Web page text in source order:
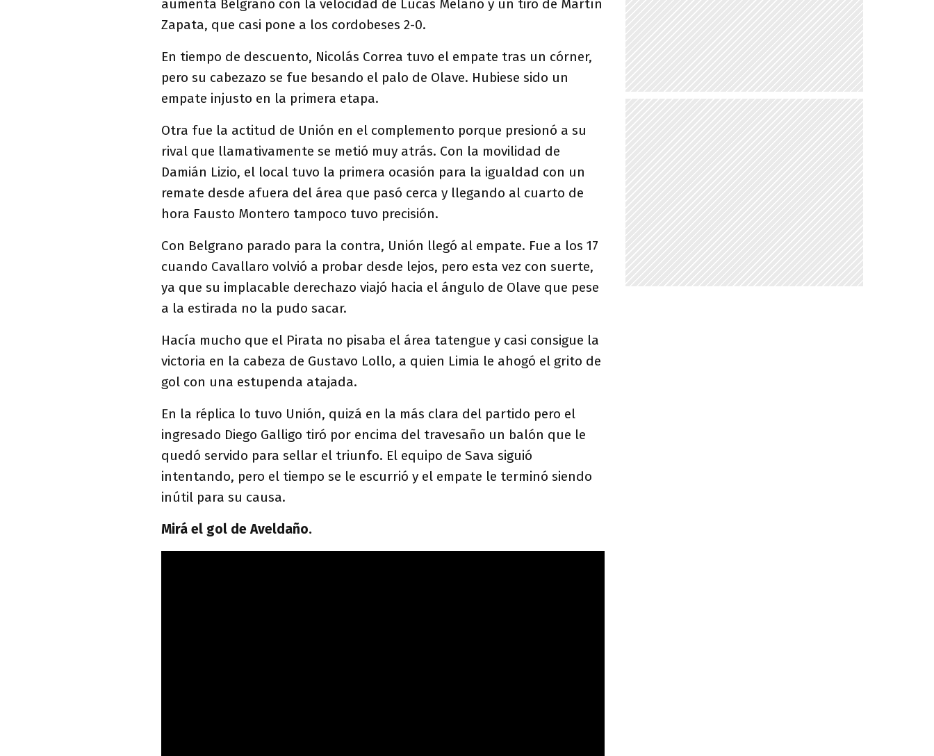
aumenta Belgrano con la velocidad de Lucas Melano y un tiro de Martín
Zapata, que casi pone a los cordobeses 2-0.
En tiempo de descuento, Nicolás Correa tuvo el empate tras un córner,
pero su cabezazo se fue besando el palo de Olave. Hubiese sido un
empate injusto en la primera etapa.
Otra fue la actitud de Unión en el complemento porque presionó a su
rival que llamativamente se metió muy atrás. Con la movilidad de
Damián Lizio, el local tuvo la primera ocasión para la igualdad con un
remate desde afuera del área que pasó cerca y llegando al cuarto de
hora Fausto Montero tampoco tuvo precisión.
Con Belgrano parado para la contra, Unión llegó al empate. Fue a los 17
cuando Cavallaro volvió a probar desde lejos, pero esta vez con suerte,
ya que su implacable derechazo viajó hacia el ángulo de Olave que pese
a la estirada no la pudo sacar.
Hacía mucho que el Pirata no pisaba el área tatengue y casi consigue la
victoria en la cabeza de Gustavo Lollo, a quien Limia le ahogó el grito de
gol con una estupenda atajada.
En la réplica lo tuvo Unión, quizá en la más clara del partido pero el
ingresado Diego Galligo tiró por encima del travesaño un balón que le
quedó servido para sellar el triunfo. El equipo de Sava siguió
intentando, pero el tiempo se le escurrió y el empate le terminó siendo
inútil para su causa.
Mirá el gol de Aveldaño.